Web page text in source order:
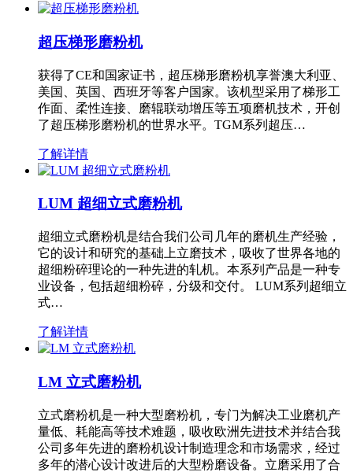
超压梯形磨粉机
获得了CE和国家证书，超压梯形磨粉机享誉澳大利亚、
美国、英国、西班牙等客户国家。该机型采用了梯形工
作面、柔性连接、磨辊联动增压等五项磨机技术，开创
了超压梯形磨粉机的世界水平。TGM系列超压…
了解详情
LUM 超细立式磨粉机
超细立式磨粉机是结合我们公司几年的磨机生产经验，
它的设计和研究的基础上立磨技术，吸收了世界各地的
超细粉碎理论的一种先进的轧机。本系列产品是一种专
业设备，包括超细粉碎，分级和交付。 LUM系列超细立
式…
了解详情
LM 立式磨粉机
立式磨粉机是一种大型磨粉机，专门为解决工业磨机产
量低、耗能高等技术难题，吸收欧洲先进技术并结合我
公司多年先进的磨粉机设计制造理念和市场需求，经过
多年的潜心设计改进后的大型粉磨设备。立磨采用了合